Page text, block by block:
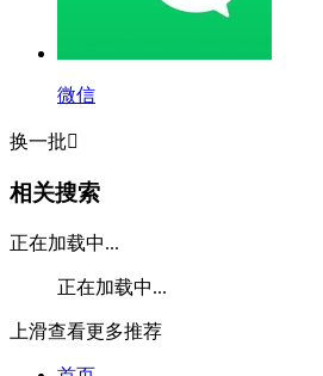
微信
换一批
相关搜索
正在加载中...
正在加载中...
上滑查看更多推荐